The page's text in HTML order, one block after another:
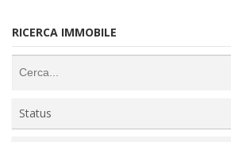
RICERCA IMMOBILE
Status